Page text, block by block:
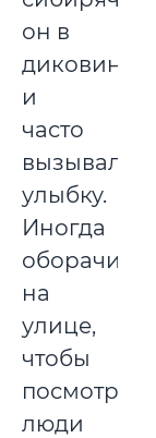
он в
диковинку
и
часто
вызывал
улыбку.
Иногда
на
улице,
чтобы
посмотреть,
люди